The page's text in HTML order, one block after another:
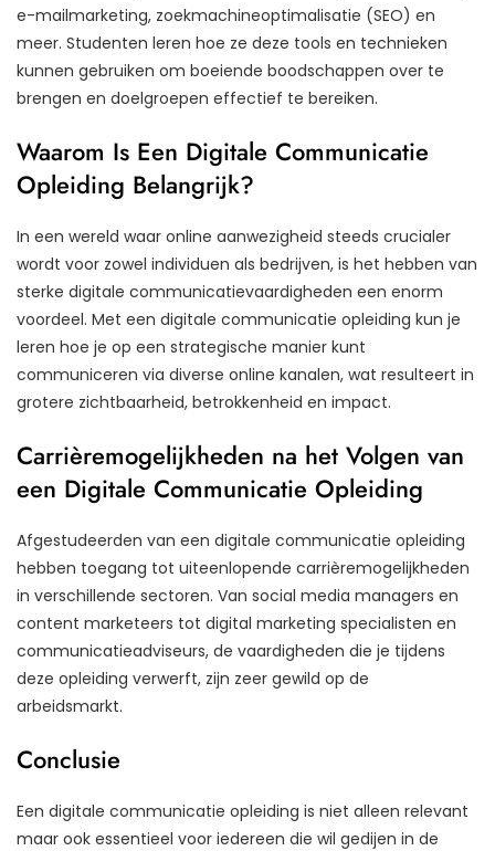
e-mailmarketing, zoekmachineoptimalisatie (SEO) en
meer. Studenten leren hoe ze deze tools en technieken
kunnen gebruiken om boeiende boodschappen over te
brengen en doelgroepen effectief te bereiken.
Waarom Is Een Digitale Communicatie
Opleiding Belangrijk?
In een wereld waar online aanwezigheid steeds crucialer
wordt voor zowel individuen als bedrijven, is het hebben van
sterke digitale communicatievaardigheden een enorm
voordeel. Met een digitale communicatie opleiding kun je
leren hoe je op een strategische manier kunt
communiceren via diverse online kanalen, wat resulteert in
grotere zichtbaarheid, betrokkenheid en impact.
Carrièremogelijkheden na het Volgen van
een Digitale Communicatie Opleiding
Afgestudeerden van een digitale communicatie opleiding
hebben toegang tot uiteenlopende carrièremogelijkheden
in verschillende sectoren. Van social media managers en
content marketeers tot digital marketing specialisten en
communicatieadviseurs, de vaardigheden die je tijdens
deze opleiding verwerft, zijn zeer gewild op de
arbeidsmarkt.
Conclusie
Een digitale communicatie opleiding is niet alleen relevant
maar ook essentieel voor iedereen die wil gedijen in de